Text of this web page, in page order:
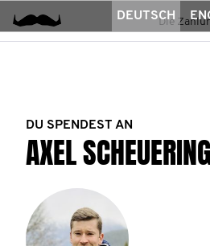
DEUTSCH
Die
DU SPENDEST AN
AXEL SCHEUERING